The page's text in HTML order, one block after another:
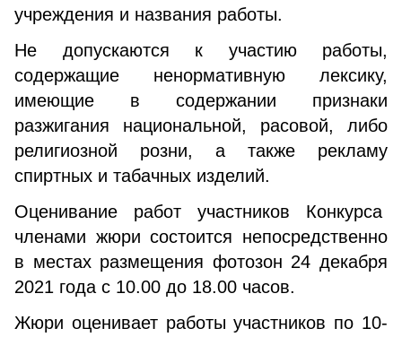
учреждения и названия работы.
Не допускаются к участию работы,
содержащие ненормативную лексику,
имеющие в содержании признаки
разжигания национальной, расовой, либо
религиозной розни, а также рекламу
спиртных и табачных изделий.
Оценивание работ участников Конкурса
членами жюри состоится непосредственно
в местах размещения фотозон 24 декабря
2021 года с 10.00 до 18.00 часов.
Жюри оценивает работы участников по 10-